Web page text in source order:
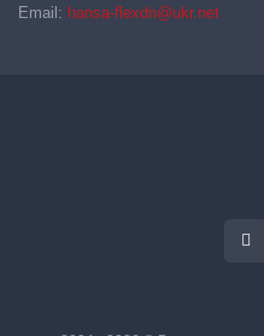
Email: hansa-flexdn@ukr.net